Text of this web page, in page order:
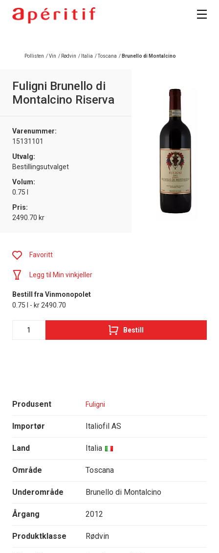
Pollisten /Vin / Rødvin / Italia /Toscana / Brunello di Montalcino
Fuligni Brunello di
Montalcino Riserva
Varenummer:
15131101
Utvalg:
Bestillingsutvalget
Volum:
0.75 l
Pris:
2490.70 kr
Produsent Fuligni
Importør Italiofil AS
Land Italia
Område Toscana
Underområde Brunello di Montalcino
Årgang 2012
Produktklasse Rødvin
Favoritt
Legg til Min vinkjeller
Bestill fra Vinmonopolet
0.75 l - kr 2490.70
Bestill